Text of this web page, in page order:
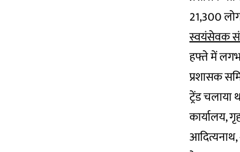
21,300
स्वयंसेवक
हफ्ते में
प्रशासक
ट्रेंड चलाया
कार्यालय,
आदित्यनाथ,